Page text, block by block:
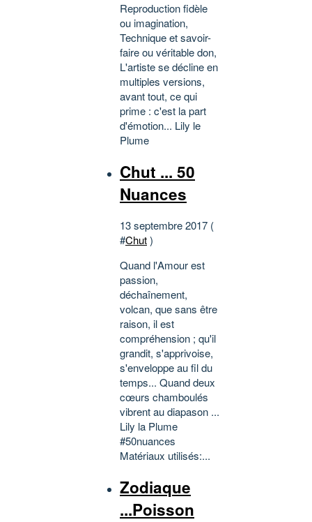
Reproduction fidèle
ou imagination,
Technique et savoir-
faire ou véritable don,
L'artiste se décline en
multiples versions,
avant tout, ce qui
prime : c'est la part
d'émotion... Lily le
Plume
Chut ... 50
Nuances
13 septembre 2017 (
#Chut)
Quand l'Amour est
passion,
déchaînement,
volcan, que sans être
raison, il est
compréhension ; qu'il
grandit, s'apprivoise,
s'enveloppe au fil du
temps... Quand deux
cœurs chamboulés
vibrent au diapason ...
Lily la Plume
#50nuances
Matériaux utilisés:...
Zodiaque
...Poisson